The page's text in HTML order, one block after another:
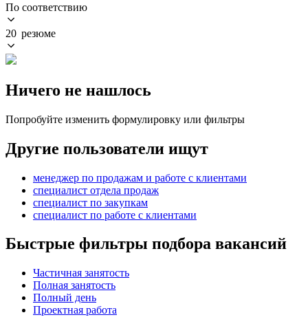
По соответствию
20 резюме
Ничего не нашлось
Попробуйте изменить формулировку или фильтры
Другие пользователи ищут
менеджер по продажам и работе с клиентами
специалист отдела продаж
специалист по закупкам
специалист по работе с клиентами
Быстрые фильтры подбора вакансий
Частичная занятость
Полная занятость
Полный день
Проектная работа